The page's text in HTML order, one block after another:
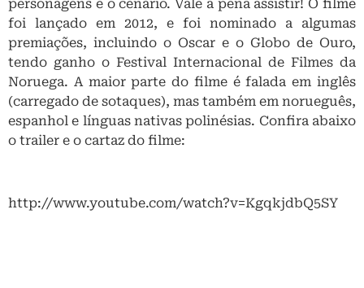
personagens e o cenário. Vale a pena assistir! O filme
foi lançado em 2012, e foi nominado a algumas
premiações, incluindo o Oscar e o Globo de Ouro,
tendo ganho o Festival Internacional de Filmes da
Noruega. A maior parte do filme é falada em inglês
(carregado de sotaques), mas também em norueguês,
espanhol e línguas nativas polinésias. Confira abaixo
o trailer e o cartaz do filme:
http://www.youtube.com/watch?v=KgqkjdbQ5SY